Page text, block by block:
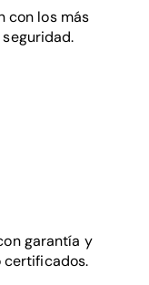
con los más
garantía y
certificados.